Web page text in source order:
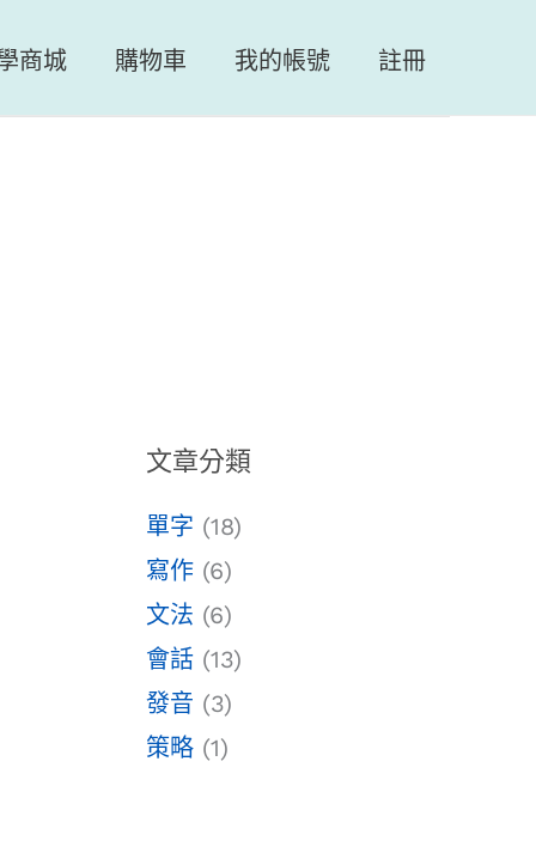
商城 購物車 我的帳號 註冊
文章分類
單字 (18)
寫作 (6)
文法 (6)
會話 (13)
發音 (3)
策略 (1)